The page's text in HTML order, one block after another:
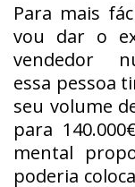
Para mais
vou dar o
vendedor
essa pessoa
seu volume
para
mental
poderia